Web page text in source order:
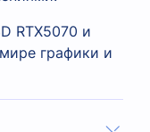
RTX5070 и
графики и